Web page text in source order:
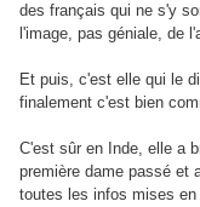
des français qui ne s'y
l'image, pas géniale, de
Et puis, c'est elle qui le
finalement c'est bien
C'est sûr en Inde, elle a
première dame passé et
toutes les infos mises